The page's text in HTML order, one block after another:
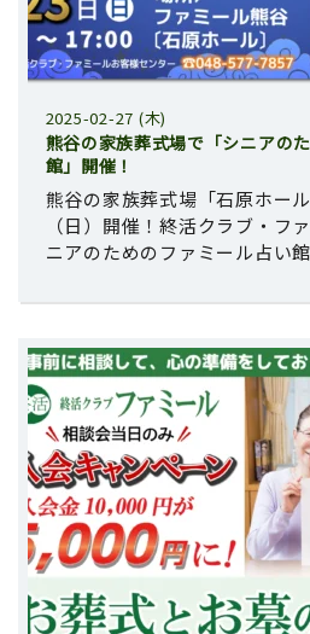
2025-02-27 (木)
熊谷の家族葬式場で「シニアの
館」開催！
熊谷の家族葬式場「石原ホー
（日）開催！終活クラブ・フ
ニアのためのファミール占い